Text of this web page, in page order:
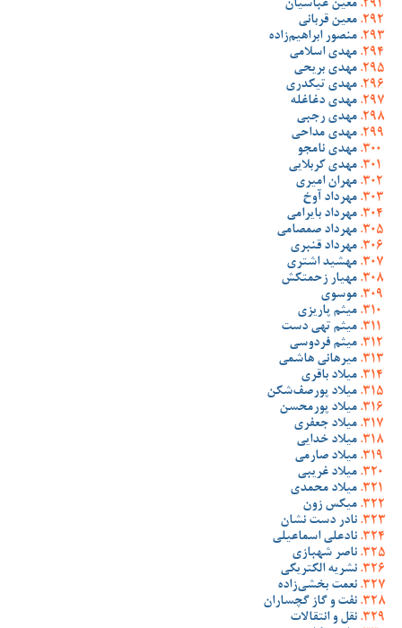
معین عباسیان
معین قربانی
منصور ابراهیم‌زاده
مهدی اسلامی
مهدی بریحی
مهدی تیکدری
مهدی دغاغله
مهدی رجبی
مهدی مداحی
مهدی نامجو
مهدی کربلایی
مهران امیری
مهرداد آوخ
مهرداد بایرامی
مهرداد صمصامی
مهرداد قنبری
مهشید اشتری
مهیار زحمتکش
موسوی
میثم پاریزی
میثم تهی دست
میثم فردوسی
میرهانی هاشمی
میلاد باقری
میلاد پورصف‌شکن
میلاد پورمحسن
میلاد جعفری
میلاد خدایی
میلاد صارمی
میلاد غریبی
میلاد محمدی
میکس زون
نادر دست نشان
نادعلی اسماعیلی
ناصر شهبازی
نشریه الکتریکی
نعمت بخشی‌زاده
نفت و گاز گچساران
نقل و انتقالات